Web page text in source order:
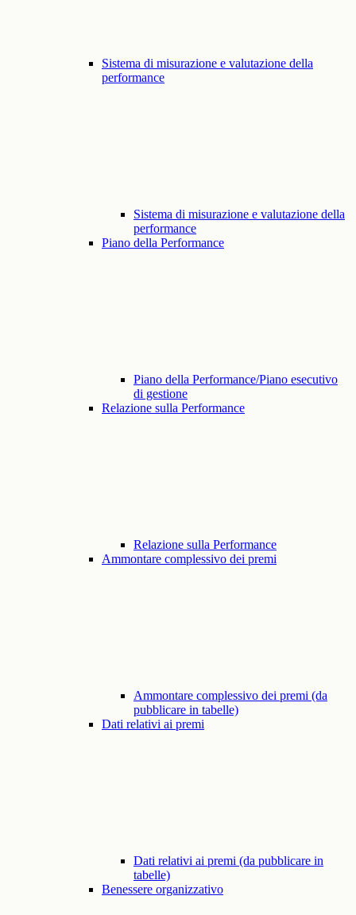
Sistema di misurazione e valutazione della
performance
Sistema di misurazione e valutazione della
performance
Piano della Performance
Piano della Performance/Piano esecutivo
di gestione
Relazione sulla Performance
Relazione sulla Performance
Ammontare complessivo dei premi
Ammontare complessivo dei premi (da
pubblicare in tabelle)
Dati relativi ai premi
Dati relativi ai premi (da pubblicare in
tabelle)
Benessere organizzativo